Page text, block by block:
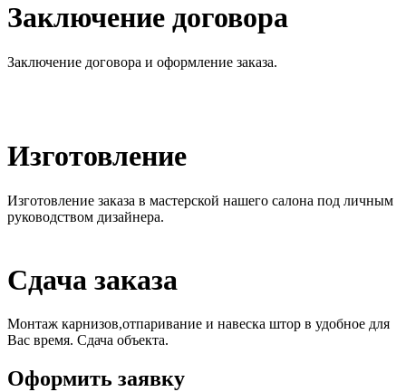
Заключение договора
Заключение договора и оформление заказа.
Изготовление
Изготовление заказа в мастерской нашего салона под личным
руководством дизайнера.
Сдача заказа
Монтаж карнизов,отпаривание и навеска штор в удобное для
Вас время. Сдача объекта.
Оформить заявку